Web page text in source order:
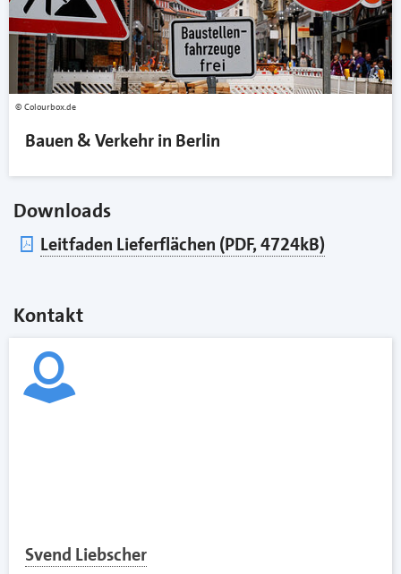
Colourbox.de
Bauen & Verkehr in Berlin
Downloads
pdf Leitfaden Lieferflächen (PDF, 4724kB)
Kontakt
Svend Liebscher